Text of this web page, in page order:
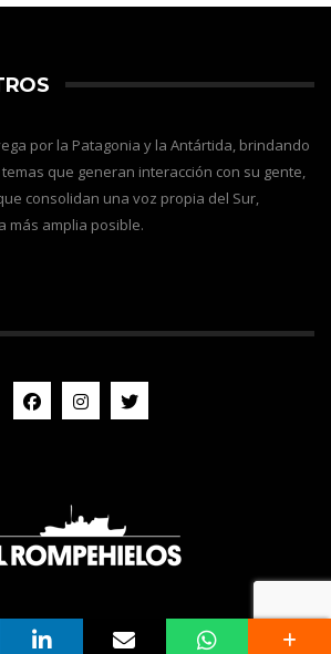
por la Patagonia y la Antártida, brindando
que generan interacción con su gente,
consolidan una voz propia del Sur,
más amplia posible.